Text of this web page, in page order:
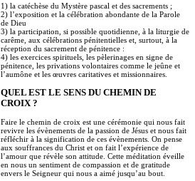
1) la catéchèse du Mystère pascal et des sacrements ;
2) l’exposition et la célébration abondante de la Parole
de Dieu
3) la participation, si possible quotidienne, à la liturgie de
carême, aux célébrations pénitentielles et, surtout, à la
réception du sacrement de pénitence :
4) les exercices spirituels, les pèlerinages en signe de
pénitence, les privations volontaires comme le jeûne et
l’aumône et les œuvres caritatives et missionnaires.
QUEL EST LE SENS DU CHEMIN DE
CROIX ?
Faire le chemin de croix est une cérémonie qui nous fait
revivre les évènements de la passion de Jésus et nous fait
réfléchir à la signification de ces évènements. On pense
aux souffrances du Christ et on fait l’expérience de
l’amour que révèle son attitude. Cette méditation éveille
en nous un sentiment de compassion et de gratitude
envers le Seigneur qui nous a aimé jusqu’au bout.